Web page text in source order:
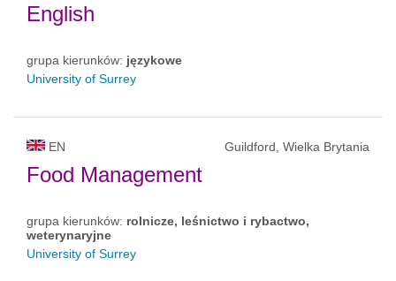
English
grupa kierunków: językowe
University of Surrey
EN Guildford, Wielka Brytania
Food Management
grupa kierunków: rolnicze, leśnictwo i rybactwo,
weterynaryjne
University of Surrey